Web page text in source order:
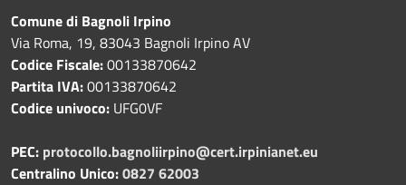
Comune di Bagnoli Irpino
Via Roma, 19, 83043 Bagnoli Irpino AV
Codice Fiscale:00133870642
Partita IVA:00133870642
Codice univoco: UFG0VF
PEC: protocollo.bagnoliirpino@cert.irpinianet.eu
Centralino Unico:0827 62003